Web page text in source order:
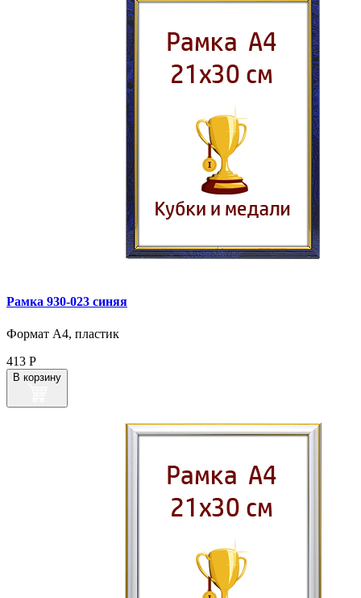
Рамка 930‑023 синяя
Формат А4, пластик
413 Р
В корзину